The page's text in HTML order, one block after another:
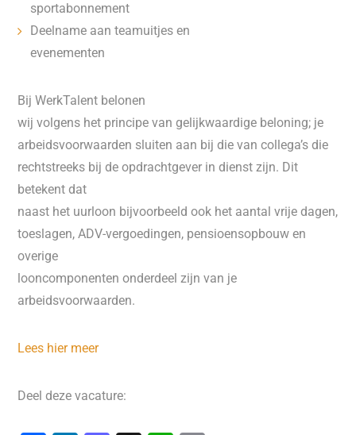
sportabonnement
Deelname aan teamuitjes en
evenementen
Bij WerkTalent belonen
wij volgens het principe van gelijkwaardige beloning; je
arbeidsvoorwaarden sluiten aan bij die van collega’s die
rechtstreeks bij de opdrachtgever in dienst zijn. Dit
betekent dat
naast het uurloon bijvoorbeeld ook het aantal vrije dagen,
toeslagen, ADV-vergoedingen, pensioensopbouw en
overige
looncomponenten onderdeel zijn van je
arbeidsvoorwaarden.
Lees hier meer
Deel deze vacature: